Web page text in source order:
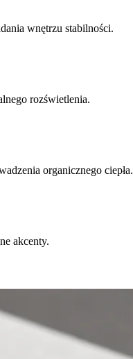
wnętrzu stabilności.
rozświetlenia.
organicznego ciepła.
akcenty.